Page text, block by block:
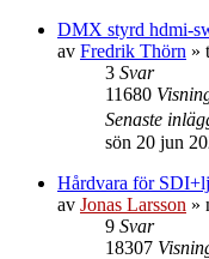
DMX styrd hdmi-
av Fredrik Thörn »
3 Svar
11680
Senaste
sön 20 jun
Hårdvara för
av Jonas Larsson »
9 Svar
18307